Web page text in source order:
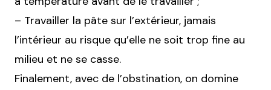
– Travailler la pâte sur l’extérieur, jamais
l’intérieur au risque qu’elle ne soit trop fine au
milieu et ne se casse.
Finalement, avec de l’obstination, on domine